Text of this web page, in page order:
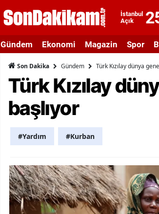
İstanbul
Açık
Ağrı
Aydın
Balıkesir
Gündem Ekonomi Magazin Spor
Son Dakika Gündem Türk Kızılay dünya
Türk Kızılay
başlıyor
#Yardım #Kurban